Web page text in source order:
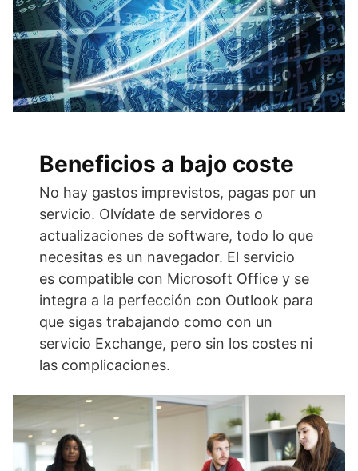
Beneficios a bajo coste
No hay gastos imprevistos, pagas por un
servicio. Olvídate de servidores o
actualizaciones de software, todo lo que
necesitas es un navegador. El servicio
es compatible con Microsoft Office y se
integra a la perfección con Outlook para
que sigas trabajando como con un
servicio Exchange, pero sin los costes ni
las complicaciones.